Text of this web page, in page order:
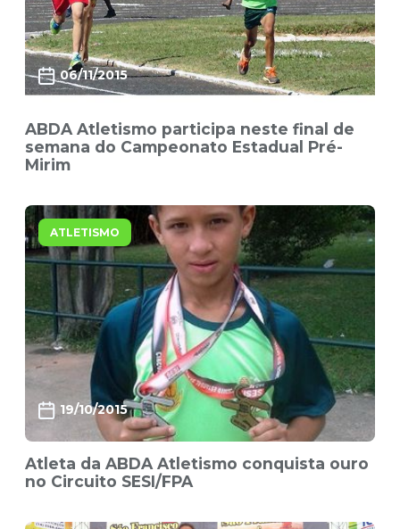
06/11/2015
ABDA Atletismo participa neste final de
semana do Campeonato Estadual Pré-
Mirim
ATLETISMO
19/10/2015
Atleta da ABDA Atletismo conquista ouro
no Circuito SESI/FPA